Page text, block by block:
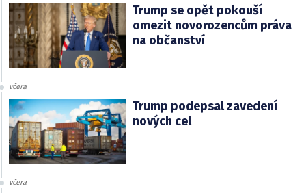
Trump se opět pokouší
omezit novorozencům práva
na občanství
včera
Trump podepsal zavedení
nových cel
včera